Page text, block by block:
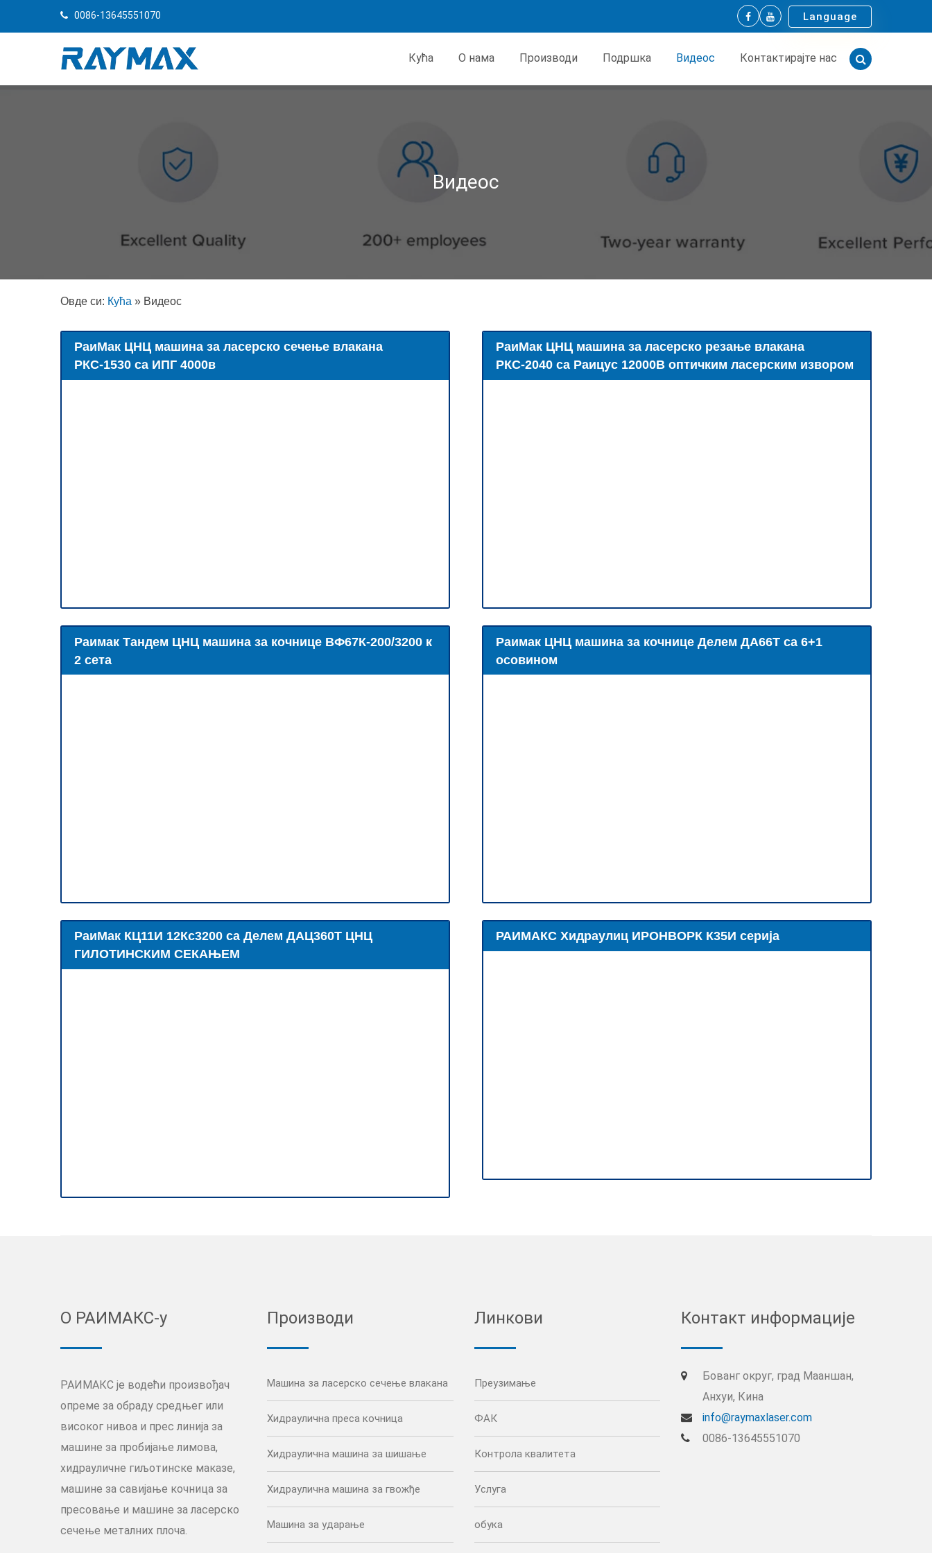
0086-13645551070 Language
Кућа О нама Производи Подршка Видеос Контактирајте нас
Видеос
Овде си: Кућа » Видеос
РаиМак ЦНЦ машина за ласерско сечење влакана
РКС-1530 са ИПГ 4000в
РаиМак ЦНЦ машина за ласерско резање влакана
РКС-2040 са Раицус 12000В оптичким ласерским извором
Раимак Тандем ЦНЦ машина за кочнице ВФ67К-200/3200 к
2 сета
Раимак ЦНЦ машина за кочнице Делем ДА66Т са 6+1
осовином
РаиМак КЦ11И 12Кс3200 са Делем ДАЦ360Т ЦНЦ
ГИЛОТИНСКИМ СЕКАЊЕМ
РАИМАКС Хидраулиц ИРОНВОРК К35И серија
О РАИМАКС-у
РАИМАКС је водећи произвођач
опреме за обраду средњег или
високог нивоа и прес линија за
машине за пробијање лимова,
хидрауличне гиљотинске маказе,
машине за савијање кочница за
пресовање и машине за ласерско
сечење металних плоча.
Производи
Машина за ласерско сечење влакана
Хидраулична преса кочница
Хидраулична машина за шишање
Хидраулична машина за гвожђе
Машина за ударање
Линкови
Преузимање
ФАК
Контрола квалитета
Услуга
обука
Контакт информације
Бованг округ, град Мааншан,
Анхуи, Кина
info@raymaxlaser.com
0086-13645551070